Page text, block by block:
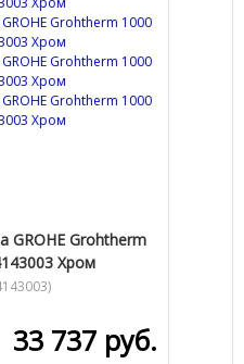
GROHE Grohtherm
Хром
)
33 737 руб.